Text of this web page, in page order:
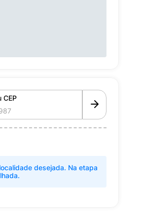
CEP
desejada. Na etapa